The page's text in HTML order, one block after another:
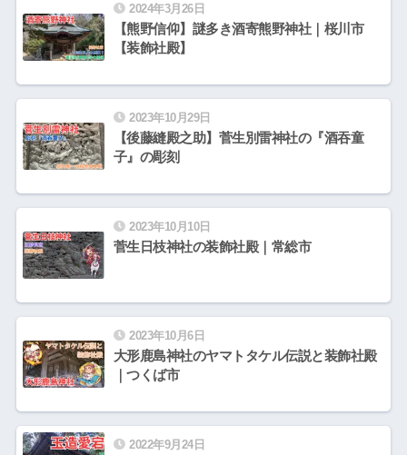
2024年3月26日
【熊野信仰】謎多き酒寄熊野神社｜桜川市
【装飾社殿】
2023年10月29日
【後藤縫殿之助】菅生別雷神社の『酒吞童
子』の彫刻
2023年10月10日
菅生日枝神社の装飾社殿｜常総市
2023年10月6日
大形鹿島神社のヤマトタケル伝説と装飾社殿
｜つくば市
2022年9月24日